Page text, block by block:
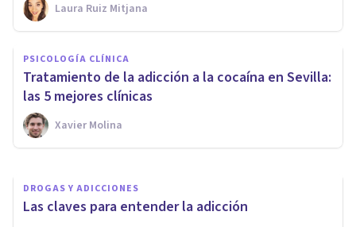
Laura Ruiz Mitjana
PSICOLOGÍA CLÍNICA
Tratamiento de la adicción a la cocaína en Sevilla:
las 5 mejores clínicas
Xavier Molina
DROGAS Y ADICCIONES
La adicción al videojuego en
los adolescentes: qué es y qué
hacer
Instituto De Psicología Psicode
DROGAS Y ADICCIONES
Las claves para entender la adicción